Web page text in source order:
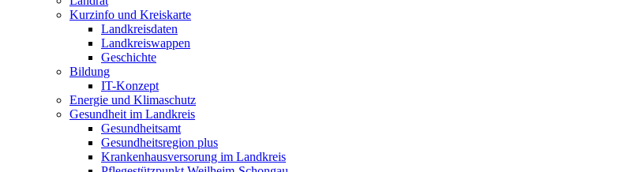
Kurzinfo und Kreiskarte
Landkreisdaten
Landkreiswappen
Geschichte
Bildung
IT-Konzept
Energie und Klimaschutz
Gesundheit im Landkreis
Gesundheitsamt
Gesundheitsregion plus
Krankenhausversorung im Landkreis